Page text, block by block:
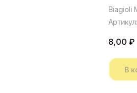
Biagioli
Артикул:
8,00 ₽
В